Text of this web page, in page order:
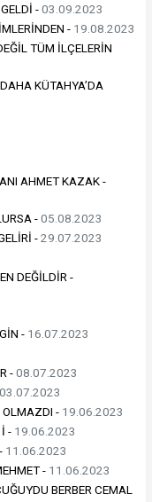
-03.09.2023
- 19.08.2023
TÜM İLÇELERİN
KÜTAHYA’DA
AHMET KAZAK -
-05.08.2023
-29.07.2023
DEĞİLDİR -
- 16.07.2023
-08.07.2023
03.07.2023
OLMAZDI - 19.06.2023
- 19.06.2023
11.06.2023
- 11.06.2023
BERBER CEMAL